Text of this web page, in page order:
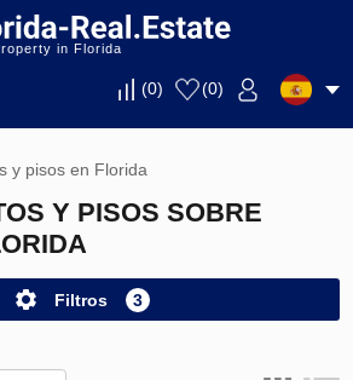
in Florida
(0) (0)
y pisos en Florida
Y PISOS SOBRE
Filtros 3